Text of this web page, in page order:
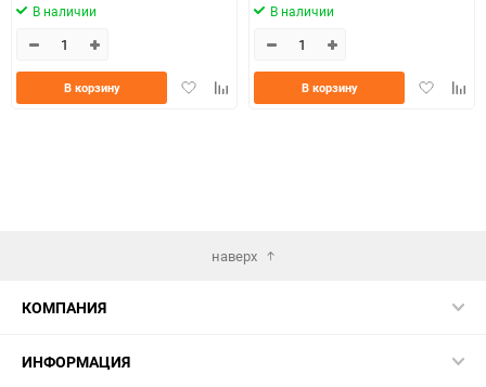
В наличии
ДобавитьДобавить
В корзину
В наличии
Добавить
В корзину
наверх
КОМПАНИЯ
ИНФОРМАЦИЯ